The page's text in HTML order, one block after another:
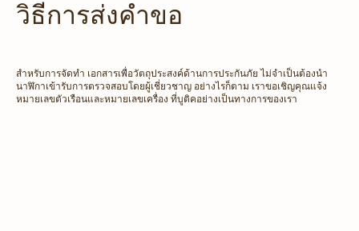
วิธีการส่งคำขอ
สำหรับการจัดทำ เอกสารเพื่อวัตถุประสงค์ด้านการประกันภัย ไม่จำเป็นต้องนำ
นาฬิกาเข้ารับการตรวจสอบโดยผู้เชี่ยวชาญ อย่างไรก็ตาม เราขอเชิญคุณแจ้ง
หมายเลขตัวเรือนและหมายเลขเครื่อง ที่บูติคอย่างเป็นทางการของเรา